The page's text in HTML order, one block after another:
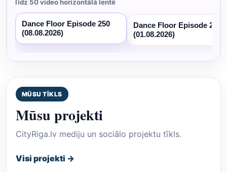
līdz 50 video horizontālā lentē
Dance Floor Episode 250
(08.08.2026)
Dance Floor Episode 249
(01.08.2026)
MŪSU TĪKLS
Mūsu projekti
CityRiga.lv mediju un sociālo projektu tīkls.
Visi projekti →